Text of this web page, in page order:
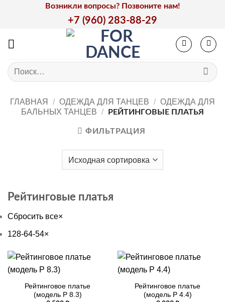
Возникли вопросы? Позвоните нам!
+7 (960) 283-88-29
Искать:
ГЛАВНАЯ / ОДЕЖДА ДЛЯ ТАНЦЕВ / ОДЕЖДА ДЛЯ
БАЛЬНЫХ ТАНЦЕВ / РЕЙТИНГОВЫЕ ПЛАТЬЯ
ФИЛЬТРАЦИЯ
Рейтинговые платья
Сбросить все×
128-64-54×
Рейтинговое платье
(модель Р 8.3)
Рейтинговое платье
(модель Р 4.4)